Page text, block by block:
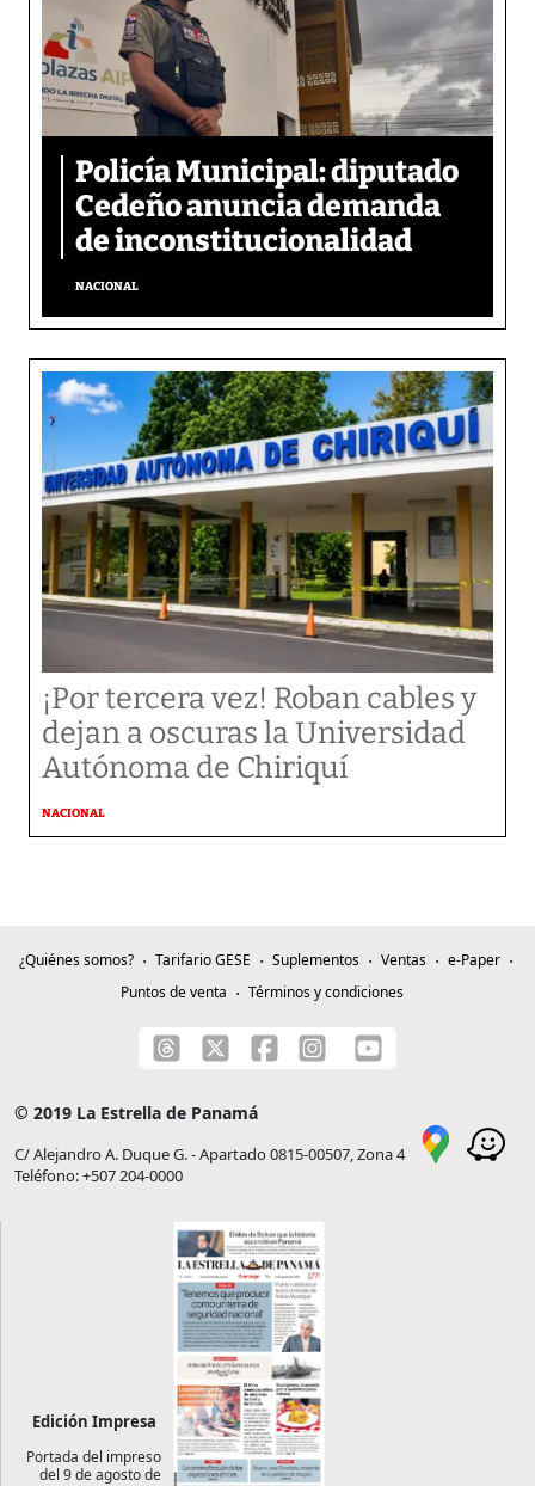
Policía Municipal: diputado
Cedeño anuncia demanda
de inconstitucionalidad
NACIONAL
¡Por tercera vez! Roban cables y
dejan a oscuras la Universidad
Autónoma de Chiriquí
NACIONAL
¿Quiénes somos? Tarifario GESE Suplementos Ventas
e-Paper
Puntos de venta
Términos y condiciones
© 2019 La Estrella de Panamá
C/ Alejandro A. Duque G. - Apartado 0815-00507, Zona 4
Teléfono: +507 204-0000
Edición Impresa
Portada del impreso
del 9 de agosto de